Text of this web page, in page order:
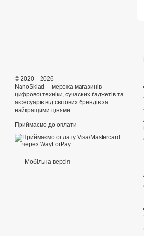
© 2020—2026
NanoSklad —мережа магазинів
цифрової техніки, сучасних ґаджетів та
аксесуарів від світових брендів за
найкращими цінами
Приймаємо до оплати
Мобільна версія